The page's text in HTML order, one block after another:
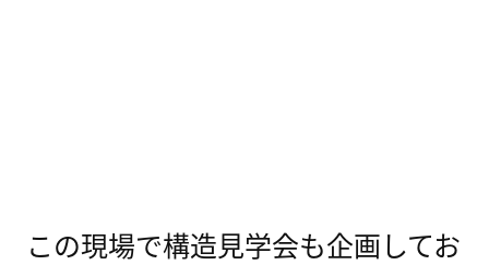
この現場で構造見学会も企画してお